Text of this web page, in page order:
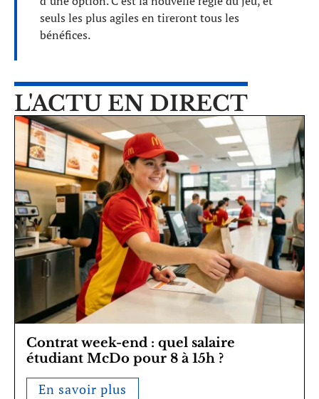
seuls les plus agiles en tireront tous les
bénéfices.
L'ACTU EN DIRECT
Contrat week-end : quel salaire
étudiant McDo pour 8 à 15h ?
En savoir plus